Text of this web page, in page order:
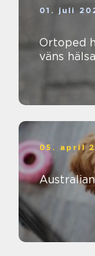
01. juli
Ortoped
väns hälsa
05. april